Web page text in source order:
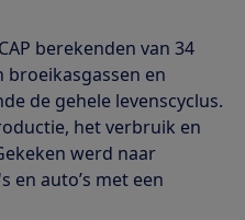
berekenden van 34
broeikasgassen en
de gehele levenscyclus.
het verbruik en
werd naar
en auto’s met een